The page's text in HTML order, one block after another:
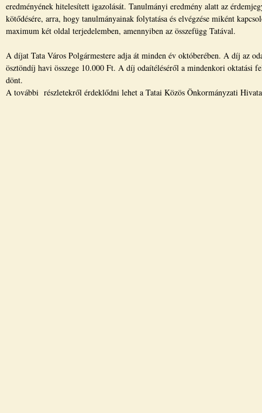
eredményének hitelesített igazolását. Tanulmányi eredmény alatt az
kötődésére, arra, hogy tanulmányainak folytatása és elvégzése miként
maximum két oldal terjedelemben, amennyiben az összefügg Tatával.
A díjat Tata Város Polgármestere adja át minden év októberében. A díj az
ösztöndíj havi összege 10.000 Ft. A díj odaítéléséről a mindenkori oktatási
dönt.
A további részletekről érdeklődni lehet a Tatai Közös Önkormányzati